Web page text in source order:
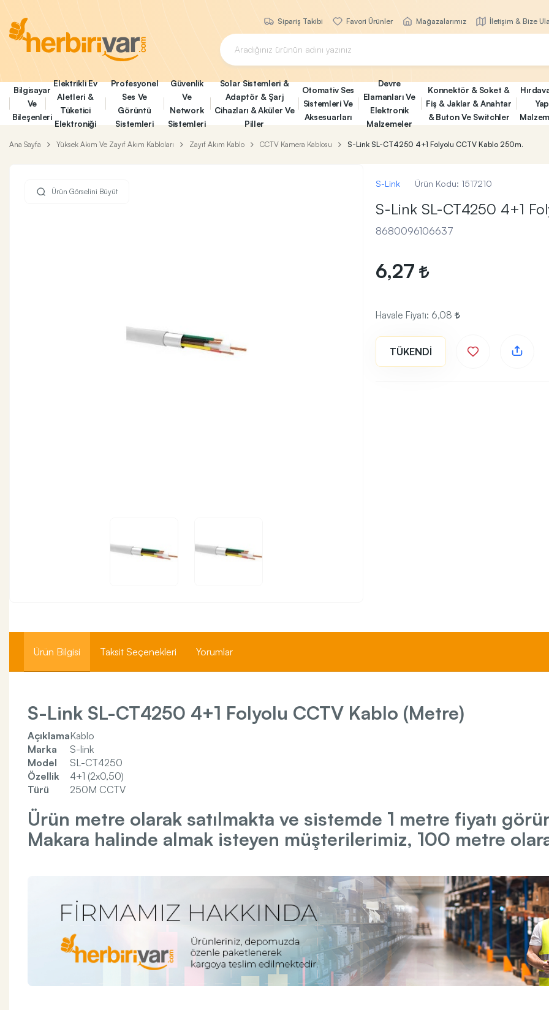
Sipariş Takibi Favori Ürünler Mağazalarımız İletişim & Bize
Bilgisayar
Ve
Bileşenleri
Elektrikli Ev
Aletleri &
Tüketici
Elektroniği
Profesyonel
Ses Ve
Görüntü
Sistemleri
Güvenlik
Ve
Network
Sistemleri
Solar Sistemleri &
Adaptör & Şarj
Cihazları & Aküler Ve
Piller
Otomativ Ses
Sistemleri Ve
Aksesuarları
Devre
Elamanları Ve
Elektronik
Malzemeler
Konnektör & Soket &
Fiş & Jaklar & Anahtar
& Buton Ve Switchler
Ana Sayfa Yüksek Akım Ve Zayıf Akım Kabloları Zayıf Akım Kablo CCTV Kamera Kablosu S-Link SL-CT4250 4+1 Folyolu CCTV Kablo 250m.
Ürün Görselini Büyüt
S-Link Ürün Kodu: 1517210
S-Link SL-CT4250 4+1
8680096106637
6,27
Havale Fiyatı: 6,08
TÜKENDİ
Ürün Bilgisi Taksit Seçenekleri Yorumlar
S-Link SL-CT4250 4+1 Folyolu CCTV Kablo (Metre)
AçıklamaKablo
Marka
S-link
Model
SL-CT4250
Özellik
4+1 (2x0,50)
Türü
250M CCTV
Ürün metre olarak satılmakta ve sistemde 1 metre fiyatı
Makara halinde almak isteyen müşterilerimiz, 100 metre